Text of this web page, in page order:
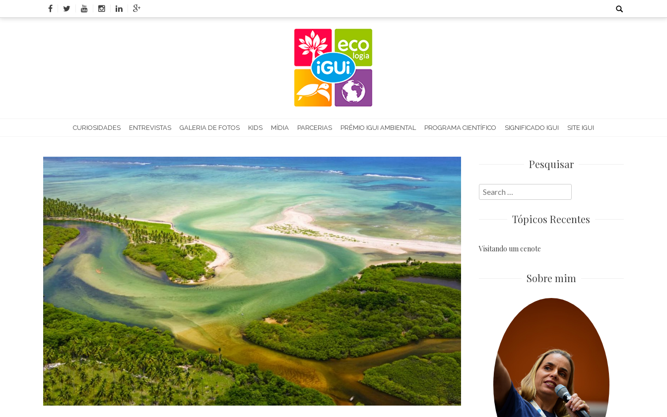
to
Search
for:
CURIOSIDADES ENTREVISTAS GALERIA DE FOTOS KIDS MÍDIA PARCERIAS PRÊMIO IGUI AMBIENTAL PROGRAMA CIENTÍFICO SIGNIFICADO IGUI SITE IGUI
Pesquisar
Search
for:
Tópicos Recentes
Visitando um cenote
Sobre mim